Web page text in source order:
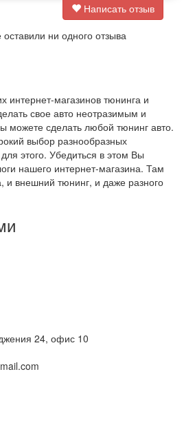
Написать отзыв
ни одного отзыва
интернет-магазинов тюнинга и
свое авто неотразимым и
можете сделать любой тюнинг авто.
выбор разнообразных
этого. Убедиться в этом Вы
нашего интернет-магазина. Там
и внешний тюнинг, и даже разного
24, офис 10